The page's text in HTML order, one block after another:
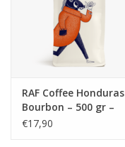
RAF Coffee Honduras
Bourbon – 500 gr –
bonen (bio)
€17,90